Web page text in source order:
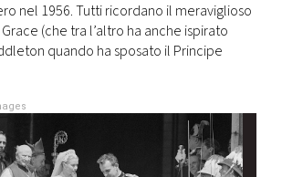
nel 1956. Tutti ricordano il meraviglioso
(che tra l’altro ha anche ispirato
quando ha sposato il Principe